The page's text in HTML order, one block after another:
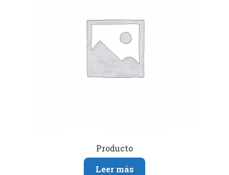
Producto
Leer más